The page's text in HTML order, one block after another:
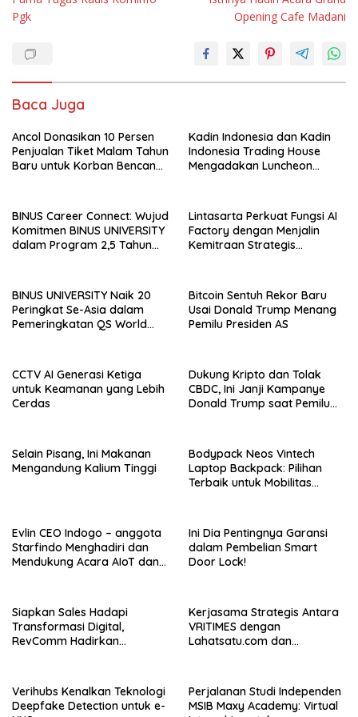
Pgk
Opening Cafe Madani
Baca Juga
Ancol Donasikan 10 Persen
Penjualan Tiket Malam Tahun
Baru untuk Korban Bencana
Kadin Indonesia dan Kadin
Indonesia Trading House
Mengadakan Luncheon
Chamber of Commerce and
Industry (SMCCI)
BINUS Career Connect: Wujud
Komitmen BINUS UNIVERSITY
dalam Program 2,5 Tahun
Lintasarta Perkuat Fungsi AI
Factory dengan Menjalin
Kemitraan Strategis
BINUS UNIVERSITY Naik 20
Peringkat Se-Asia dalam
Pemeringkatan QS World
Bitcoin Sentuh Rekor Baru
Usai Donald Trump Menang
Pemilu Presiden AS
CCTV AI Generasi Ketiga
untuk Keamanan yang Lebih
Cerdas
Dukung Kripto dan Tolak
CBDC, Ini Janji Kampanye
Donald Trump saat Pemilu
Selain Pisang, Ini Makanan
Mengandung Kalium Tinggi
Bodypack Neos Vintech
Laptop Backpack: Pilihan
Terbaik untuk Mobilitas
Evlin CEO Indogo – anggota
Starfindo Menghadiri dan
Mendukung Acara AIoT dan
Ini Dia Pentingnya Garansi
dalam Pembelian Smart
Door Lock!
Siapkan Sales Hadapi
Transformasi Digital,
RevComm Hadirkan
Kerjasama Strategis Antara
VRITIMES dengan
Lahatsatu.com dan
Indonesia
Verihubs Kenalkan Teknologi
Deepfake Detection untuk e-
Perjalanan Studi Independen
MSIB Maxy Academy: Virtual